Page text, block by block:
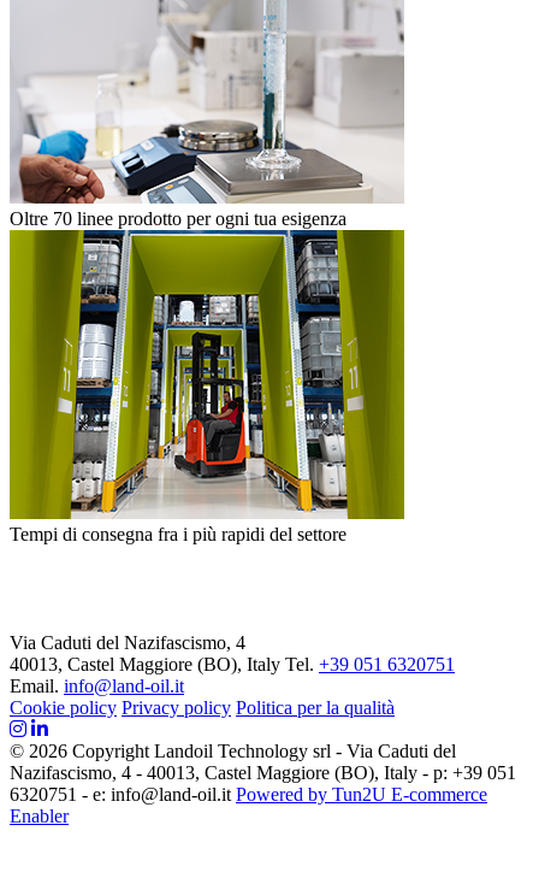
Oltre 70 linee prodotto per ogni tua esigenza
Tempi di consegna fra i più rapidi del settore
Via Caduti del Nazifascismo, 4
40013, Castel Maggiore (BO), Italy Tel. +39 051 6320751
Email. info@land-oil.it
Cookie policy Privacy policy Politica per la qualità
© 2026 Copyright Landoil Technology srl - Via Caduti del
Nazifascismo, 4 - 40013, Castel Maggiore (BO), Italy - p: +39 051
6320751 - e: info@land-oil.it Powered by Tun2U E-commerce
Enabler